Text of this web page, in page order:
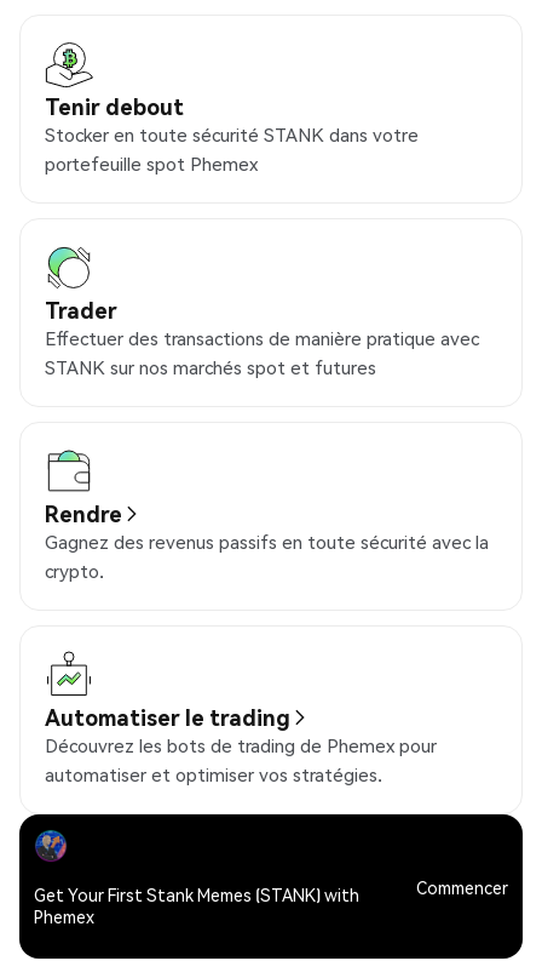
Tenir debout
Stocker en toute sécurité STANK dans votre
portefeuille spot Phemex
Trader
Effectuer des transactions de manière pratique avec
STANK sur nos marchés spot et futures
Rendre
Gagnez des revenus passifs en toute sécurité avec la
crypto.
Automatiser le trading
Découvrez les bots de trading de Phemex pour
automatiser et optimiser vos stratégies.
Get Your First Stank Memes (STANK) with
Phemex
Commencer